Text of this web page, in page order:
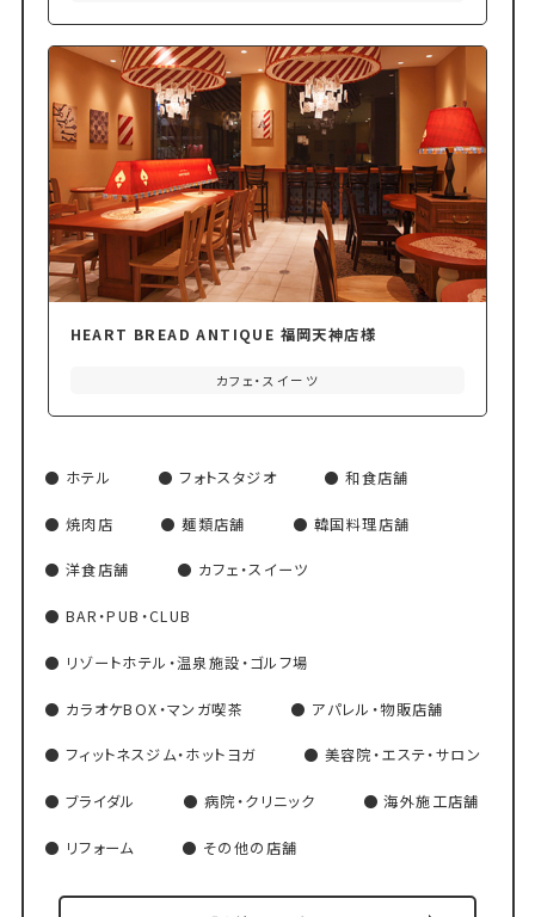
HEART BREAD ANTIQUE 福岡天神店様
カフェ・スイーツ
ホテル フォトスタジオ 和食店舗
焼肉店 麺類店舗 韓国料理店舗
洋食店舗 カフェ・スイーツ
BAR・PUB・CLUB
リゾートホテル・温泉施設・ゴルフ場
カラオケBOX・マンガ喫茶 アパレル・物販店舗
フィットネスジム・ホットヨガ 美容院・エステ・サロン
ブライダル 病院・クリニック 海外施工店舗
リフォーム その他の店舗